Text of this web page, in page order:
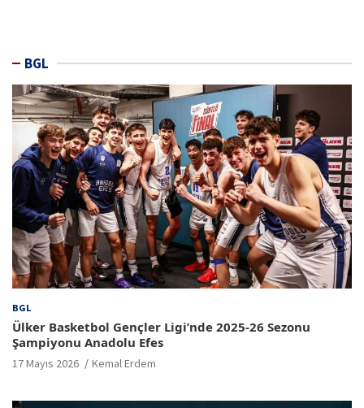
BGL
BGL
Ülker Basketbol Gençler Ligi’nde 2025-26 Sezonu
Şampiyonu Anadolu Efes
17 Mayıs 2026 Kemal Erdem